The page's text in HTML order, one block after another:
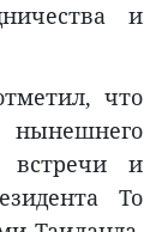
и
что
встречи и
То